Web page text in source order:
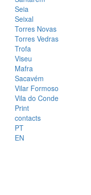
Seia
Seixal
Torres Novas
Torres Vedras
Trofa
Viseu
Mafra
Sacavém
Vilar Formoso
Vila do Conde
Print
contacts
PT
EN